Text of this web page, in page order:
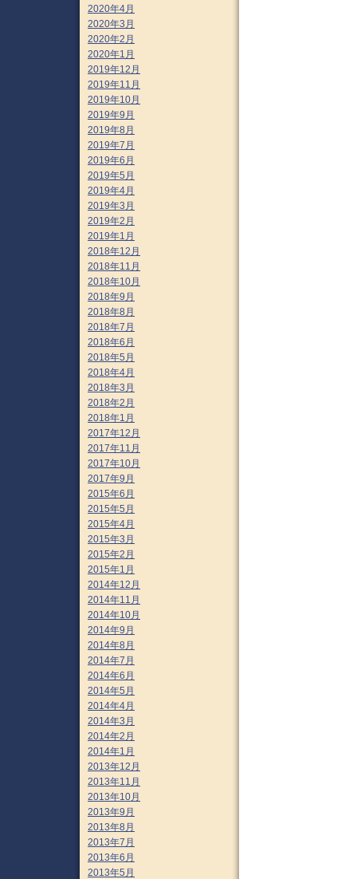
2020年4月
2020年3月
2020年2月
2020年1月
2019年12月
2019年11月
2019年10月
2019年9月
2019年8月
2019年7月
2019年6月
2019年5月
2019年4月
2019年3月
2019年2月
2019年1月
2018年12月
2018年11月
2018年10月
2018年9月
2018年8月
2018年7月
2018年6月
2018年5月
2018年4月
2018年3月
2018年2月
2018年1月
2017年12月
2017年11月
2017年10月
2017年9月
2015年6月
2015年5月
2015年4月
2015年3月
2015年2月
2015年1月
2014年12月
2014年11月
2014年10月
2014年9月
2014年8月
2014年7月
2014年6月
2014年5月
2014年4月
2014年3月
2014年2月
2014年1月
2013年12月
2013年11月
2013年10月
2013年9月
2013年8月
2013年7月
2013年6月
2013年5月